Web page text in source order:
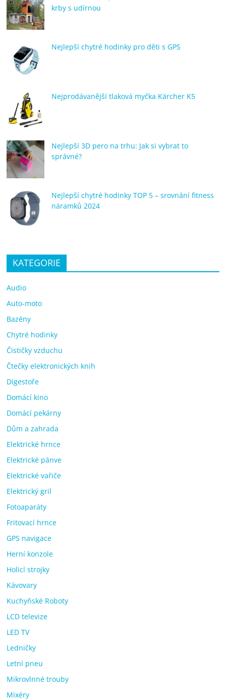
krby s udírnou
Nejlepší chytré hodinky pro děti s GPS
Nejprodávanější tlaková myčka Kärcher K5
Nejlepší 3D pero na trhu: Jak si vybrat to
správné?
Nejlepší chytré hodinky TOP 5 – srovnání fitness
náramků 2024
KATEGORIE
Audio
Auto-moto
Bazény
Chytré hodinky
Čističky vzduchu
Čtečky elektronických knih
Digestoře
Domácí kino
Domácí pekárny
Dům a zahrada
Elektrické hrnce
Elektrické pánve
Elektrické vařiče
Elektrický gril
Fotoaparáty
Fritovací hrnce
GPS navigace
Herní konzole
Holicí strojky
Kávovary
Kuchyňské Roboty
LCD televize
LED TV
Ledničky
Letní pneu
Mikrovlnné trouby
Mixéry